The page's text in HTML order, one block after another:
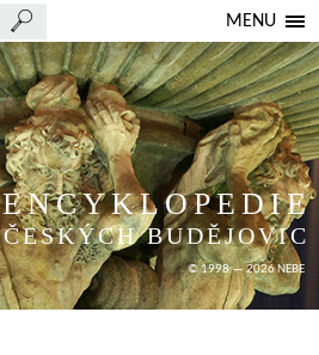
MENU
ENCYKLOPEDIE
ČESKÝCH BUDĚJOVIC
© 1998 — 2026 NEBE